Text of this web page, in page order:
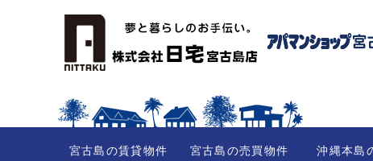
宮古島の賃貸物件 宮古島の売買物件 沖縄本島